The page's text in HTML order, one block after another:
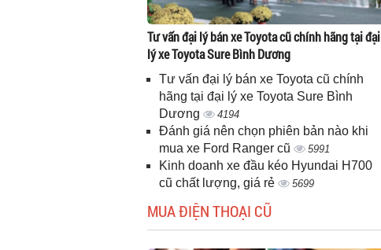
Tư vấn đại lý bán xe Toyota cũ chính hãng tại đại
lý xe Toyota Sure Bình Dương
Tư vấn đại lý bán xe Toyota cũ chính
hãng tại đại lý xe Toyota Sure Bình
Dương
4194
Đánh giá nên chọn phiên bản nào khi
mua xe Ford Ranger cũ
5991
Kinh doanh xe đầu kéo Hyundai H700
cũ chất lượng, giá rẻ
5699
MUA ĐIỆN THOẠI CŨ